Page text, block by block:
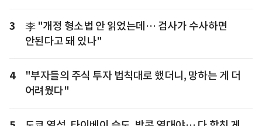
3
李 "개정 형소법 안 읽었는데… 검사가 수사하면
안된다고 돼 있나"
4
"부자들의 주식 투자 법칙대로 했더니, 망하는 게 더
어려웠다"